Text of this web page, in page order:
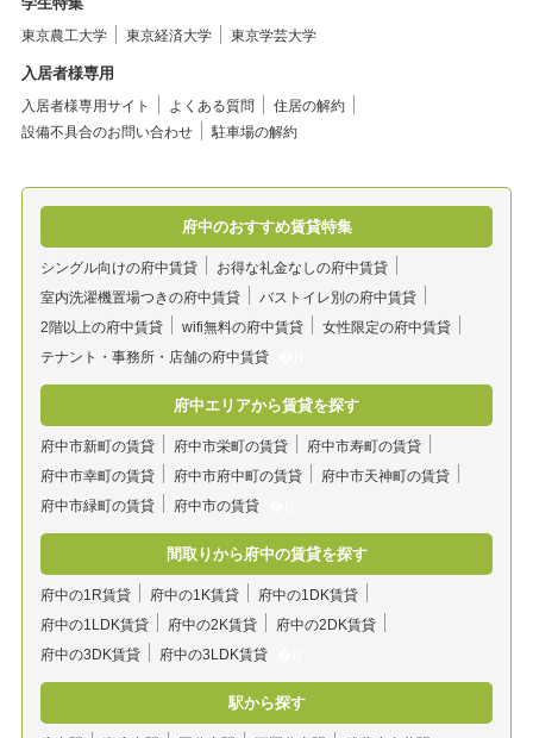
東京農工大学 東京経済大学 東京学芸大学
入居者様専用
入居者様専用サイト よくある質問
住居の解約
設備不具合のお問い合わせ
駐車場の解約
府中のおすすめ賃貸特集
シングル向けの府中賃貸
お得な礼金なしの府中賃貸
室内洗濯機置場つきの府中賃貸
バストイレ別の府中賃貸
2階以上の府中賃貸
wifi無料の府中賃貸
女性限定の府中賃貸
テナント・事務所・店舗の府中賃貸
府中エリアから賃貸を探す
府中市新町の賃貸 府中市栄町の賃貸
府中市寿町の賃貸
府中市幸町の賃貸
府中市府中町の賃貸
府中市天神町の賃貸
府中市緑町の賃貸
府中市の賃貸
間取りから府中の賃貸を探す
府中の1R賃貸 府中の1K賃貸
府中の1DK賃貸
府中の1LDK賃貸
府中の2K賃貸
府中の2DK賃貸
府中の3DK賃貸
府中の3LDK賃貸
駅から探す